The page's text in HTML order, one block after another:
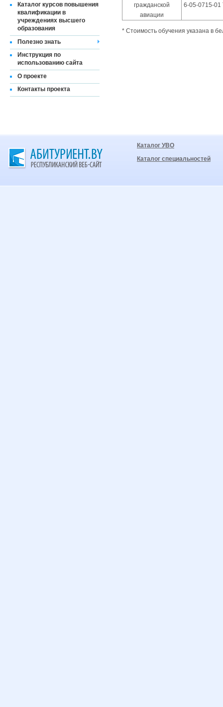
Каталог курсов повышения
квалификации в
учреждениях высшего
образования
Полезно знать
Инструкция по
использованию сайта
О проекте
Контакты проекта
гражданской
авиации
6-05-0715-01
* Стоимость обучения указана в
Каталог УВО
Каталог специальностей